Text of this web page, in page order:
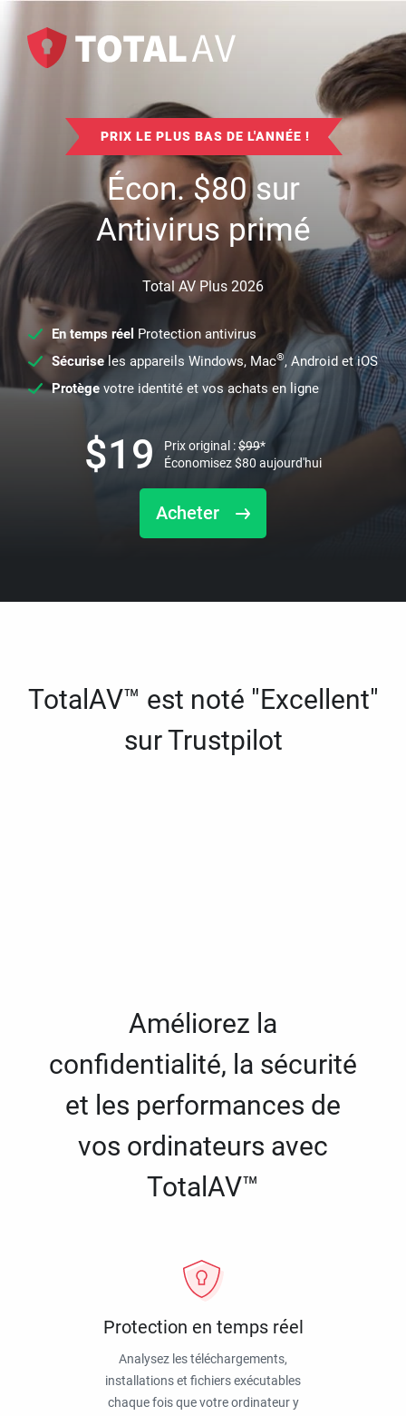
PRIX LE PLUS BAS DE L'ANNÉE !
Écon.$80sur
Antivirus primé
Total AV Plus 2026
En temps réel Protection antivirus
Sécuriseles appareils Windows, Mac®, Android et iOS
Protège votre identité et vos achats en ligne
Acheter
$19 Prix original :$99*
Économisez$80 aujourd'hui
TotalAV™ est noté "Excellent"
sur Trustpilot
Améliorez la
confidentialité, la sécurité
et les performances de
vos ordinateurs avec
TotalAV™
Protection en temps réel
Analysez les téléchargements,
installations et fichiers exécutables
chaque fois que votre ordinateur y